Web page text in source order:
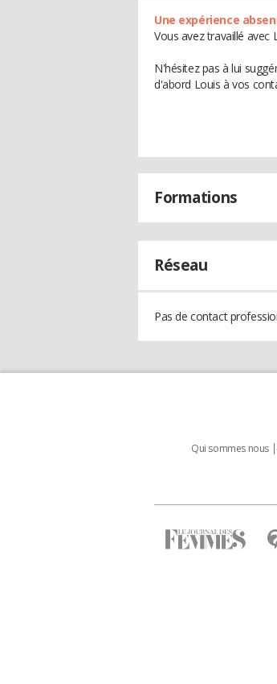
Une expérience
Vous avez travaillé avec
N'hésitez pas à lui
d'abord Louis à vos
Formations
Réseau
Pas de contact
Qui sommes nous